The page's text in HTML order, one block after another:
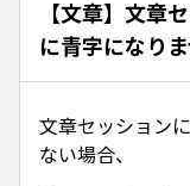
【文章】文章
に青字になりま
文章セッション
ない場合、